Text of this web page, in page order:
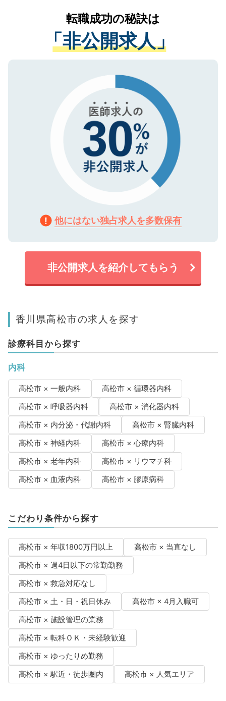
は、個人情報の取り扱いについての厳密な
管理基準を満たした事業者のみに付与され
る、プライバシーマークを取得済みです。
ご登録いただいた個人情報は、SSL（デー
で、機密保持に関してもご安心ください。
かがいして、現在の医療機関の状況や紹介
経験をまじえながら、適切なアドバイスを
させていただきます。すぐにご転職をされ
ない方には、長期的なサポートが可能です
ので、まずはご登録ください。
転職成功の秘訣は
「非公開求人」
他にはない独占求人を多数保有
非公開求人を紹介してもらう
香川県高松市の求人を探す
診療科目から探す
内科
高松市 × 一般内科
高松市 × 循環器内科
高松市 × 呼吸器内科
高松市 × 消化器内科
高松市 × 内分泌・代謝内科
高松市 × 腎臓内科
高松市 × 神経内科
高松市 × 心療内科
高松市 × 老年内科
高松市 × リウマチ科
高松市 × 血液内科
高松市 × 膠原病科
こだわり条件から探す
高松市 × 年収1800万円以上
高松市 × 当直なし
高松市 × 週4日以下の常勤勤務
高松市 × 救急対応なし
高松市 × 土・日・祝日休み
高松市 × 4月入職可
高松市 × 施設管理の業務
高松市 × 転科ＯＫ・未経験歓迎
高松市 × ゆったりめ勤務
高松市 × 駅近・徒歩圏内
高松市 × 人気エリア